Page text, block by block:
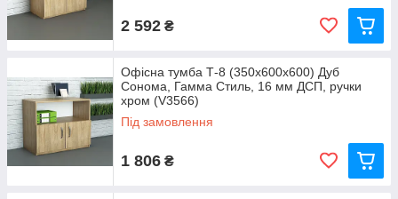
2 592 ₴
Офісна тумба Т-8 (350x600x600) Дуб
Сонома, Гамма Стиль, 16 мм ДСП, ручки
хром (V3566)
Під замовлення
1 806 ₴